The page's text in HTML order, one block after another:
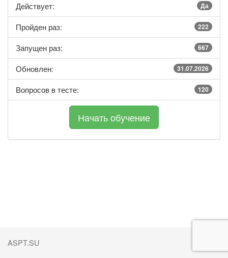
Действует:
Да
Пройден раз: 222
Запущен раз: 667
Обновлен: 31.07.2026
Вопросов в тесте: 120
ASPT.SU